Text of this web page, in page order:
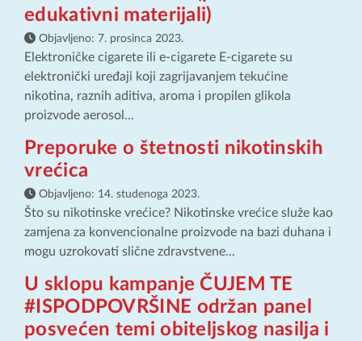
edukativni materijali)
Objavljeno: 7. prosinca 2023.
Elektroničke cigarete ili e-cigarete E-cigarete su
elektronički uređaji koji zagrijavanjem tekućine
nikotina, raznih aditiva, aroma i propilen glikola
proizvode aerosol...
Preporuke o štetnosti nikotinskih
vrećica
Objavljeno: 14. studenoga 2023.
Što su nikotinske vrećice? Nikotinske vrećice služe kao
zamjena za konvencionalne proizvode na bazi duhana i
mogu uzrokovati slične zdravstvene...
U sklopu kampanje ČUJEM TE
#ISPODPOVRŠINE održan panel
posvećen temi obiteljskog nasilja i